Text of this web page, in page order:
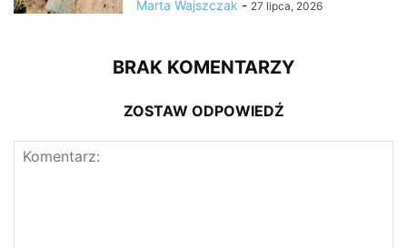
Marta Wajszczak - 27 lipca, 2026
BRAK KOMENTARZY
ZOSTAW ODPOWIEDŹ